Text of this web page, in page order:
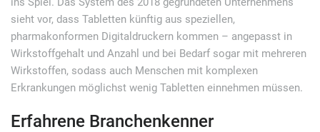
sieht vor, dass Tabletten künftig aus speziellen,
pharmakonformen Digitaldruckern kommen – angepasst in
Wirkstoffgehalt und Anzahl und bei Bedarf sogar mit mehreren
Wirkstoffen, sodass auch Menschen mit komplexen
Erkrankungen möglichst wenig Tabletten einnehmen müssen.
Erfahrene Branchenkenner